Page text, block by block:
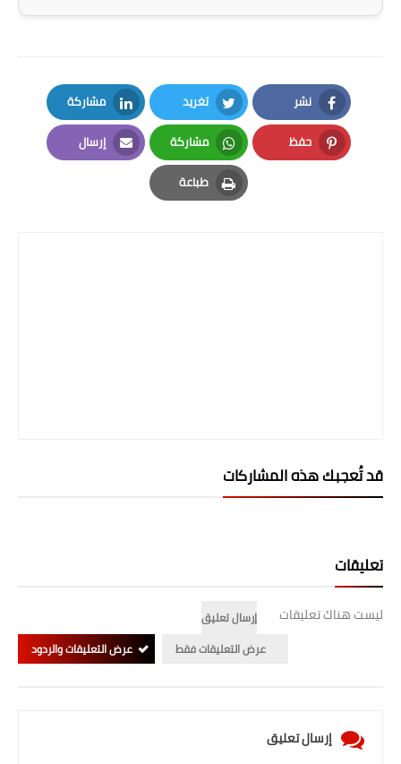
المرحلة الاعدادية
المرحلة الابتدائية
المرحلة المتوسطة
المرحلة الاعدادية
استمارة القبول المركزي
نشر
Facebook
تغريد
Twitter
مشاركة
LinkedIn
حفظ
Pinterest
مشاركة
Whatsapp
إرسال
Email
طباعة
Print
قد تُعجبك هذه المشاركات
تعليقات
ليست هناك تعليقات
إرسال تعليق
عرض التعليقات فقط
عرض التعليقات والردود
إرسال تعليق